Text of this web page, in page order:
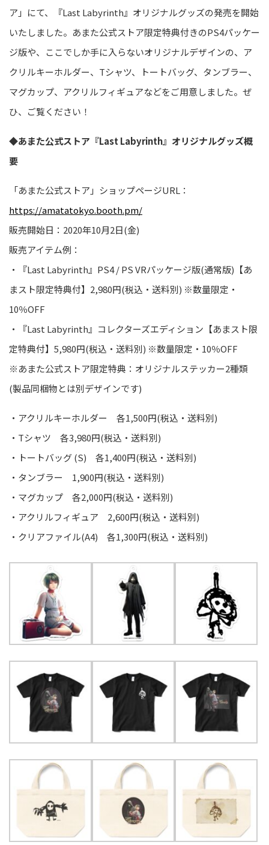
ア」にて、『Last Labyrinth』オリジナルグッズの発売を開始
いたしました。あまた公式ストア限定特典付きのPS4パッケー
ジ版や、ここでしか手に入らないオリジナルデザインの、ア
クリルキーホルダー、Tシャツ、トートバッグ、タンブラー、
マグカップ、アクリルフィギュアなどをご用意しました。ぜ
ひ、ご覧ください！
◆あまた公式ストア『Last Labyrinth』オリジナルグッズ概
要
「あまた公式ストア」ショップページURL：
https://amatatokyo.booth.pm/
販売開始日：2020年10月2日(金)
販売アイテム例：
・『Last Labyrinth』PS4 / PS VRパッケージ版(通常版)【あ
まスト限定特典付】2,980円(税込・送料別) ※数量限定・
10％OFF
・『Last Labyrinth』コレクターズエディション【あまスト限
定特典付】5,980円(税込・送料別) ※数量限定・10％OFF
※あまた公式ストア限定特典：オリジナルステッカー2種類
(製品同梱物とは別デザインです)
・アクリルキーホルダー 各1,500円(税込・送料別)
・Tシャツ 各3,980円(税込・送料別)
・トートバッグ (S) 各1,400円(税込・送料別)
・タンブラー 1,900円(税込・送料別)
・マグカップ 各2,000円(税込・送料別)
・アクリルフィギュア 2,600円(税込・送料別)
・クリアファイル(A4) 各1,300円(税込・送料別)